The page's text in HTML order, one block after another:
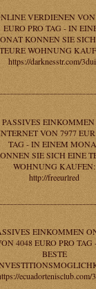
VERDIENEN VON
EURO PRO TAG - IN
KONNEN SIE
TEURE WOHNUNG
https://darknesstr.com/
PASSIVES
VON 7977
TAG - IN EINEM
SIE SICH EINE
WOHNUNG KAUFEN:
http://freeurlred
EINKOMMEN
4048 EURO PRO TAG
BESTE
ecuadortenisclub.com/